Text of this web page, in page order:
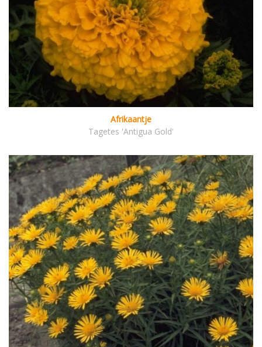
Afrikaantje
Tagetes 'Antigua Gold'